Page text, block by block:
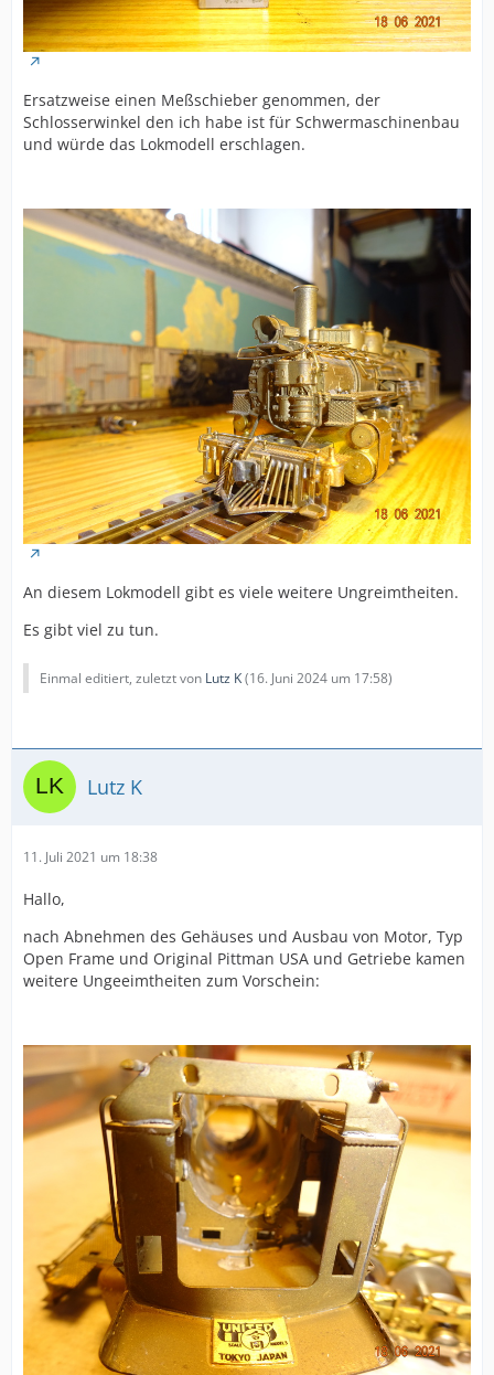
Ersatzweise einen Meßschieber genommen, der
Schlosserwinkel den ich habe ist für Schwermaschinenbau
und würde das Lokmodell erschlagen.
An diesem Lokmodell gibt es viele weitere Ungreimtheiten.
Es gibt viel zu tun.
Einmal editiert, zuletzt von Lutz K(16. Juni 2024 um 17:58)
Lutz K
11. Juli 2021 um 18:38
Hallo,
nach Abnehmen des Gehäuses und Ausbau von Motor, Typ
Open Frame und Original Pittman USA und Getriebe kamen
weitere Ungeeimtheiten zum Vorschein: